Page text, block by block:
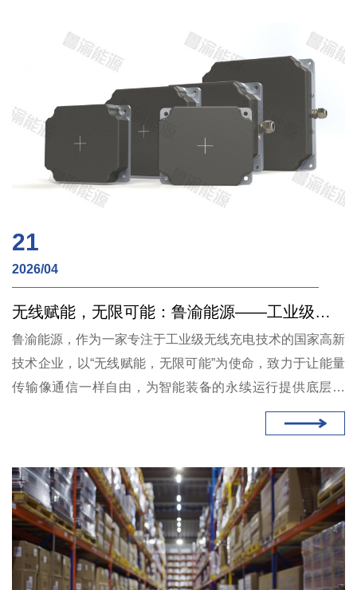
21
2026/04
无线赋能，无限可能：鲁渝能源——工业级无线充电技术提供商
鲁渝能源，作为一家专注于工业级无线充电技术的国家高新
技术企业，以“无线赋能，无限可能”为使命，致力于让能量
传输像通信一样自由，为智能装备的永续运行提供底层支